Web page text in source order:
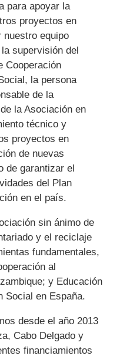
para apoyar la
proyectos en
nuestro equipo
supervisión del
Cooperación
la persona
de la
la Asociación en
técnico y
proyectos en
de nuevas
de garantizar el
del Plan
en el país.
sin ánimo de
y el reciclaje
fundamentales,
al
y Educación
Social en España.
desde el año 2013
Cabo Delgado y
financiamientos